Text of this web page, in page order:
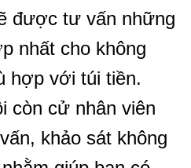
được tư vấn những
nhất cho không
hợp với túi tiền.
còn cử nhân viên
khảo sát không